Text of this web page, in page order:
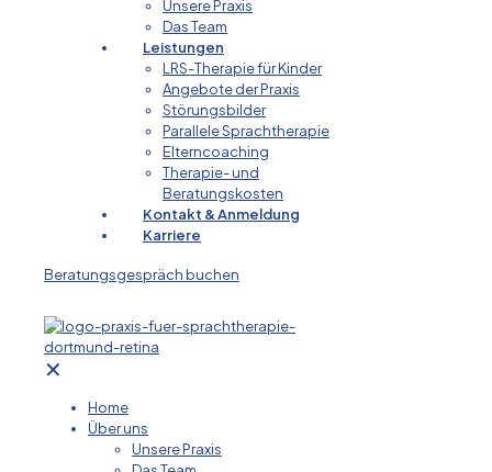
Unsere Praxis
Das Team
Leistungen
LRS-Therapie für Kinder
Angebote der Praxis
Störungsbilder
Parallele Sprachtherapie
Elterncoaching
Therapie- und
Beratungskosten
Kontakt & Anmeldung
Karriere
Beratungsgespräch buchen
✕
Home
Über uns
Unsere Praxis